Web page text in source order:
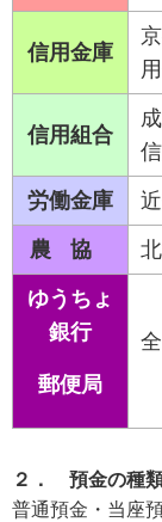
信用金庫
信用組合
労働金庫
農協
ゆうちょ
銀行
郵便局
２． 預金の種
普通預金・当座